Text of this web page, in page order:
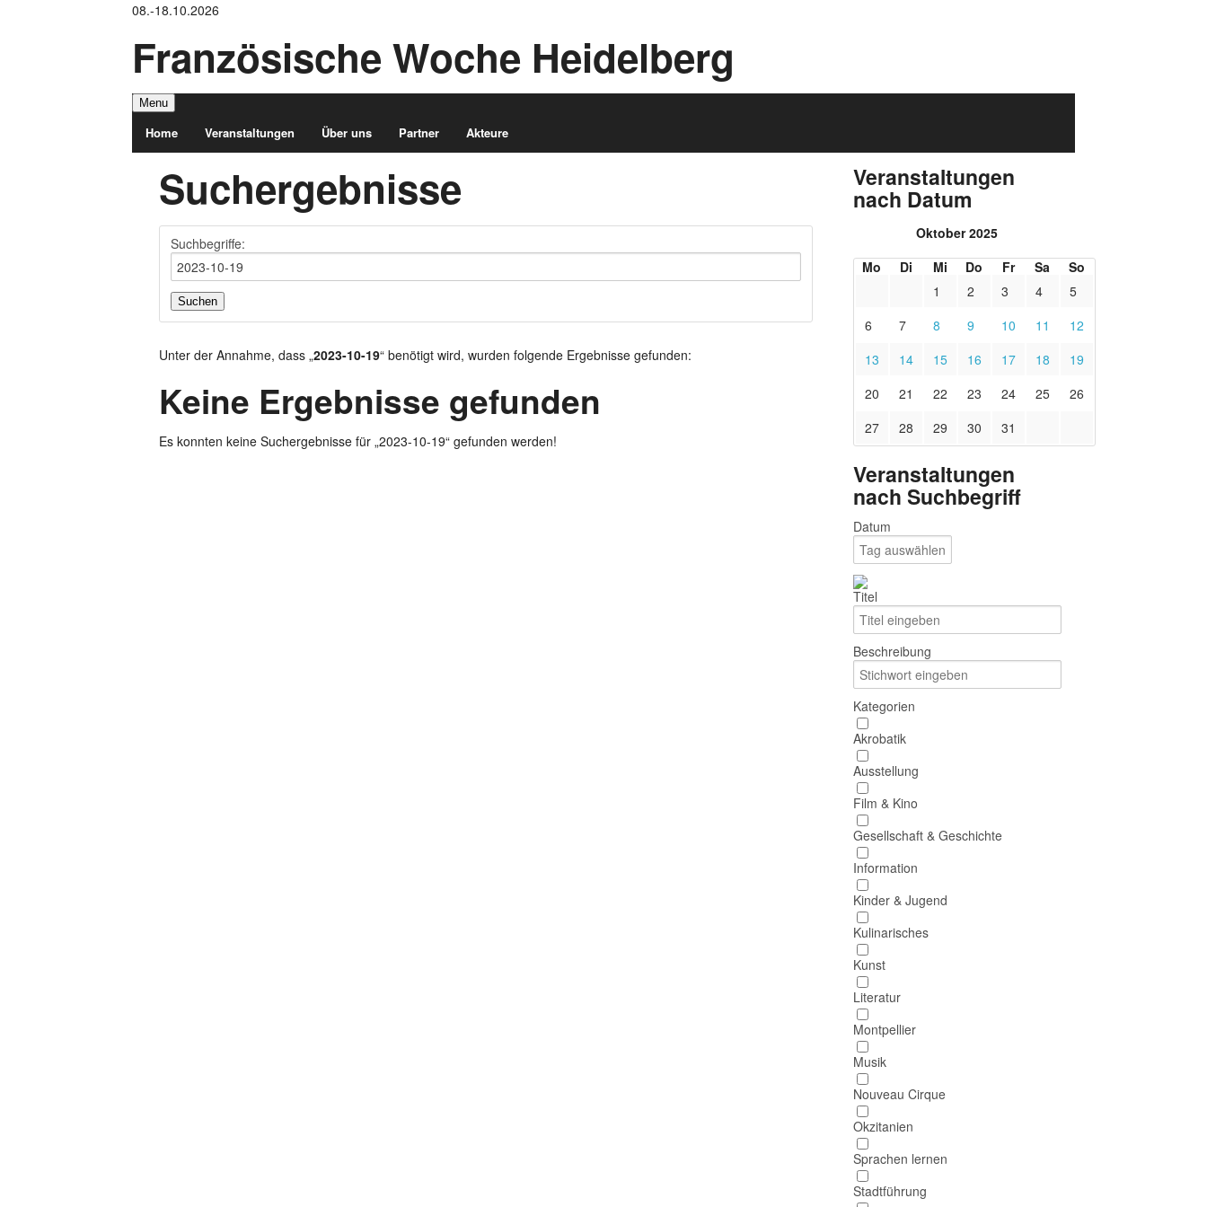
08.-18.10.2026
Französische Woche Heidelberg
Menu
Home Veranstaltungen Über uns Partner Akteure
Suchergebnisse
Suchbegriffe:
Suchen
Unter der Annahme, dass „2023-10-19“ benötigt wird, wurden folgende Ergebnisse gefunden:
Keine Ergebnisse gefunden
Es konnten keine Suchergebnisse für „2023-10-19“ gefunden werden!
Veranstaltungen
nach Datum
Oktober 2025
Mo
Di Mi Do Fr Sa
So
1
2 3 4
5
6
7 8 9 10 11
12
13
14 15 16 17 18
19
20
21 22 23 24 25
26
27
28 29 30 31
Veranstaltungen
nach Suchbegriff
Datum
Titel
Beschreibung
Kategorien
Akrobatik
Ausstellung
Film & Kino
Gesellschaft & Geschichte
Information
Kinder & Jugend
Kulinarisches
Kunst
Literatur
Montpellier
Musik
Nouveau Cirque
Okzitanien
Sprachen lernen
Stadtführung